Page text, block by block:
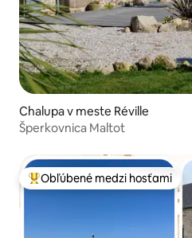
Chalupa v meste Réville
Šperkovnica Maltot
Najobľúbenejšie medzi hosťami
Obľúbené medzi hosťami